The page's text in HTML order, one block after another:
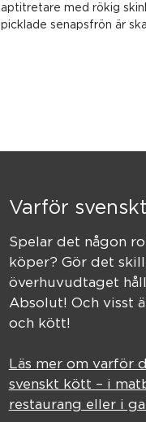
aptitretare med rökig
picklade senapsfrön är
Varför
Spelar det någon
köper? Gör det
överhuvudtaget
Absolut! Och visst
och kött!
Läs mer om varför
svenskt kött – i
restaurang eller i